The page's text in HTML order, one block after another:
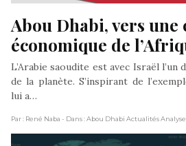
Abou Dhabi, vers
économique de
L’Arabie saoudite est avec Israël l’un
de la planète. S’inspirant de
lui a…
Par : René Naba - Dans : Abou Dhabi Actualités